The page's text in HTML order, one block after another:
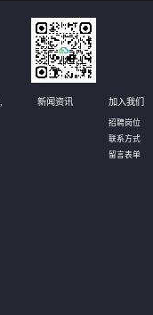
新闻资讯 加入我们
招聘岗位
联系方式
留言表单